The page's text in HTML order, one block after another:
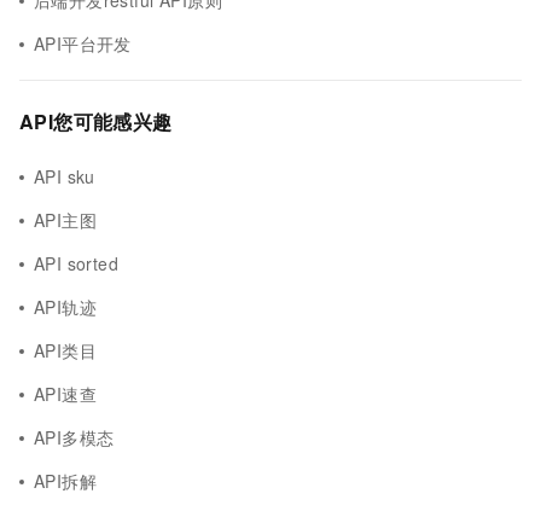
API平台开发
API您可能感兴趣
API sku
API主图
API sorted
API轨迹
API类目
API速查
API多模态
API拆解